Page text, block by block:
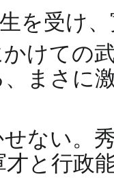
を受け
かけての
まさに
ない。
と行政